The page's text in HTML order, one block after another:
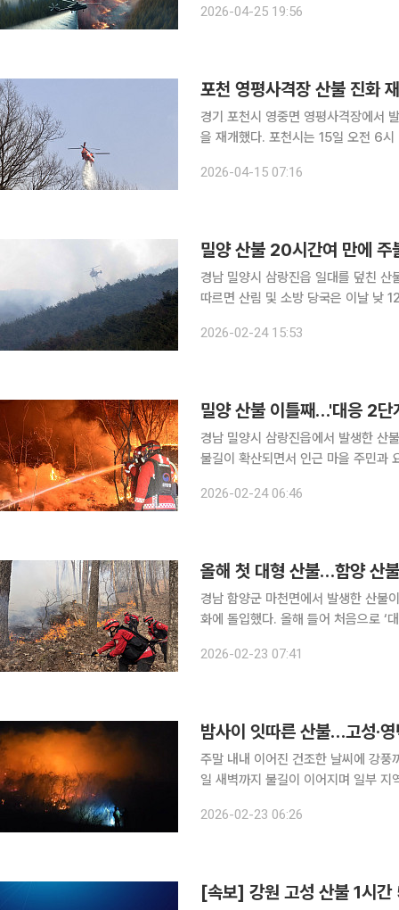
주불 진화를 마쳤다. 당국은 화재 원
2026-04-25 19:56
포천 영평사격장 산불 진화
경기 포천시 영중면 영평사격장에서
을 재개했다. 포천시는 15일 오전 6시 2분께 헬기 6대를 투입해 진화 작업을 다시 시작했다고 밝혔
2026-04-15 07:16
밀양 산불 20시간여 만에
경남 밀양시 삼랑진읍 일대를 덮친 산불의
따르면 산림 및 소방 당국은 이날 낮
20분 만이다. 이번 화재로 인한
2026-02-24 15:53
밀양 산불 이틀째…'대응 2단
경남 밀양시 삼랑진읍에서 발생한 산
불길이 확산되면서 인근 마을 주민과
51%로 집계됐다. 전체 화선 5.8㎞
2026-02-24 06:46
올해 첫 대형 산불…함양 산
경남 함양군 마천면에서 발생한 산불
화에 돌입했다. 올해 들어 처음으로 ‘
산불의 진화율은 32%다. 전체 화선
2026-02-23 07:41
밤사이 잇따른 산불…고성·
주말 내내 이어진 건조한 날씨에 강
일 새벽까지 불길이 이어지며 일부 지
산10-1 일원에서 산불이 발생했다.
2026-02-23 06:26
[속보] 강원 고성 산불 1시